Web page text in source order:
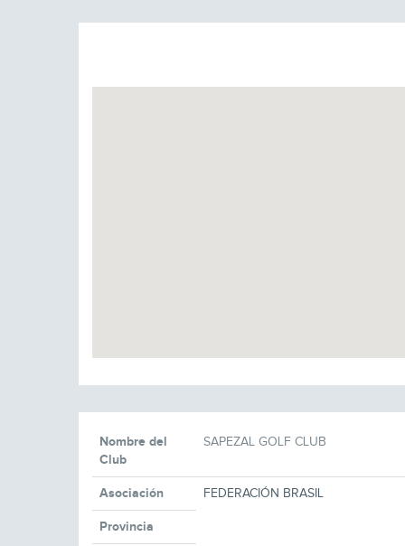
Nombre del
Club
SAPEZAL GOLF CLUB
Asociación FEDERACIÓN BRASIL
Provincia